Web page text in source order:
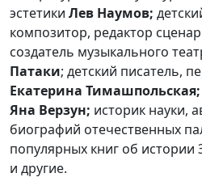
эстетики Лев Наумов;
композитор, редактор
создатель музыкального
Патаки; детский писатель,
Екатерина Тимашпольская;
Яна Верзун; историк науки,
биографий отечественных
популярных книг об истории
и другие.